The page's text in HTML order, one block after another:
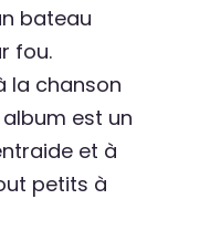
bateau
fou.
la chanson
est un
et à
petits à